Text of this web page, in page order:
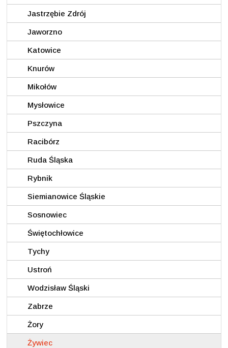
Jastrzębie Zdrój
Jaworzno
Katowice
Knurów
Mikołów
Mysłowice
Pszczyna
Racibórz
Ruda Śląska
Rybnik
Siemianowice Śląskie
Sosnowiec
Świętochłowice
Tychy
Ustroń
Wodzisław Śląski
Zabrze
Żory
Żywiec